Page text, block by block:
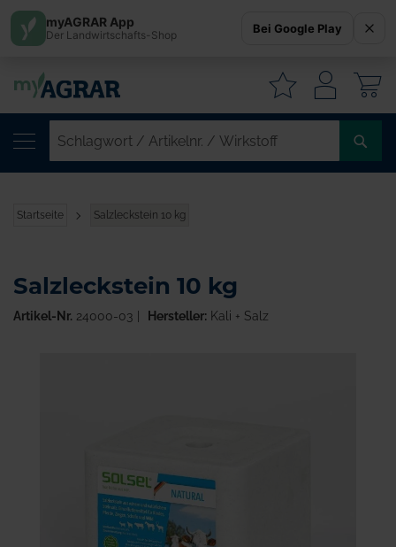
Startseite Salzleckstein 10 kg
Salzleckstein 10 kg
Artikel-Nr. 24000-03 Hersteller:Kali + Salz
myAGRAR App
Der Landwirtschafts-Shop Bei Google Play